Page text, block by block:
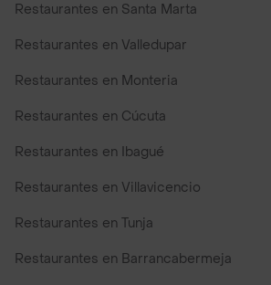
Restaurantes en Santa Marta
Restaurantes en Valledupar
Restaurantes en Monteria
Restaurantes en Cúcuta
Restaurantes en Ibagué
Restaurantes en Villavicencio
Restaurantes en Tunja
Restaurantes en Barrancabermeja